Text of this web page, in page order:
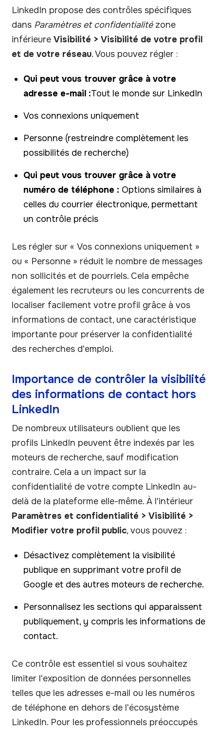
LinkedIn propose des contrôles spécifiques
dans Paramètres et confidentialitézone
inférieure Visibilité > Visibilité de votre profil
et de votre réseau. Vous pouvez régler :
Qui peut vous trouver grâce à votre
adresse e-mail :Tout le monde sur LinkedIn
Vos connexions uniquement
Personne (restreindre complètement les
possibilités de recherche)
Qui peut vous trouver grâce à votre
numéro de téléphone : Options similaires à
celles du courrier électronique, permettant
un contrôle précis
Les régler sur « Vos connexions uniquement »
ou « Personne » réduit le nombre de messages
non sollicités et de pourriels. Cela empêche
également les recruteurs ou les concurrents de
localiser facilement votre profil grâce à vos
informations de contact, une caractéristique
importante pour préserver la confidentialité
des recherches d'emploi.
Importance de contrôler la visibilité
des informations de contact hors
LinkedIn
De nombreux utilisateurs oublient que les
profils LinkedIn peuvent être indexés par les
moteurs de recherche, sauf modification
contraire. Cela a un impact sur la
confidentialité de votre compte LinkedIn au-
delà de la plateforme elle-même. À l'intérieur
Paramètres et confidentialité > Visibilité >
Modifier votre profil public, vous pouvez :
Désactivez complètement la visibilité
publique en supprimant votre profil de
Google et des autres moteurs de recherche.
Personnalisez les sections qui apparaissent
publiquement, y compris les informations de
contact.
Ce contrôle est essentiel si vous souhaitez
limiter l'exposition de données personnelles
telles que les adresses e-mail ou les numéros
de téléphone en dehors de l'écosystème
LinkedIn. Pour les professionnels préoccupés